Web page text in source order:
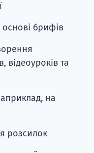
основі брифів
відеоуроків та
на
розсилок